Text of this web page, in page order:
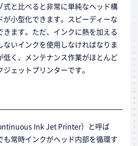
式と比べると非常に単純なヘッド構
小型化できます。スピーディーな
ます。ただ、インクに熱を加える
いインクを使用しなければなりま
低く、メンテナンス作業がほとんど
ェットプリンターです。
Ink Jet Printer）と呼ば
も常時インクがヘッド内部を循環す